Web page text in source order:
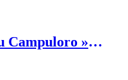
Campuloro »